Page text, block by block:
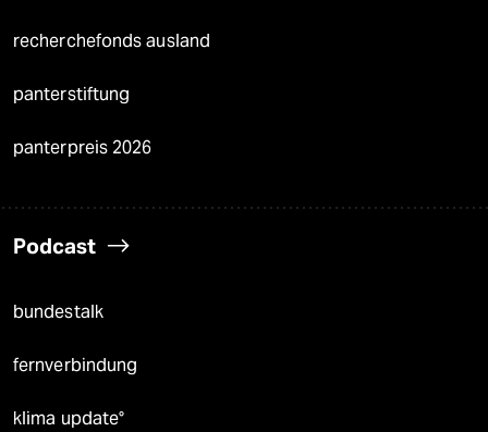
recherchefonds ausland
panterstiftung
panterpreis 2026
Podcast
bundestalk
fernverbindung
klima update°